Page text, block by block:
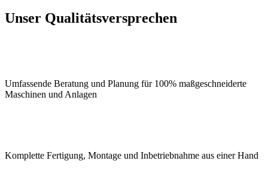
Unser Qualitätsversprechen
Umfassende Beratung und Planung für 100% maßgeschneiderte
Maschinen und Anlagen
Komplette Fertigung, Montage und Inbetriebnahme aus einer Hand